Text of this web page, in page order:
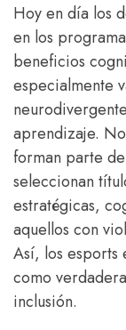
Hoy en día los
en los
beneficios
especialmente
aprendizaje.
forman parte
seleccionan
estratégicas,
aquellos con
Así, los esports
como
inclusión.